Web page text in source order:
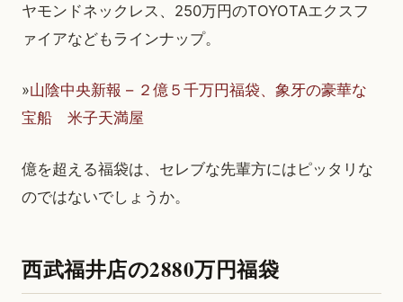
ヤモンドネックレス、250万円のTOYOTAエクスフ
ァイアなどもラインナップ。
»山陰中央新報 – ２億５千万円福袋、象牙の豪華な
宝船 米子天満屋
億を超える福袋は、セレブな先輩方にはピッタリな
のではないでしょうか。
西武福井店の2880万円福袋